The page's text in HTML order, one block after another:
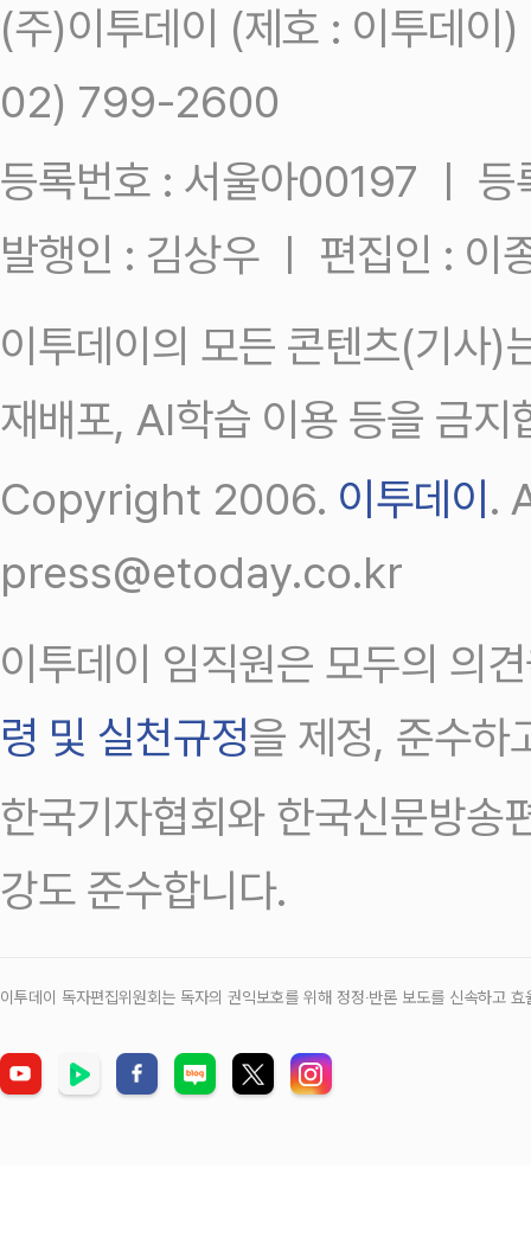
(주)이투데이 (제호 : 이투데
02) 799-2600
등록번호 : 서울아00197 ㅣ
발행인 : 김상우 ㅣ 편집인 : 이
이투데이의 모든 콘텐츠(기사)
재배포, AI학습 이용 등을 금지
Copyright 2006. 이투데이.
press@etoday.co.kr
이투데이 임직원은 모두의 의
령 및 실천규정을 제정, 준수하
한국기자협회와 한국신문방송
강도 준수합니다.
이투데이 독자편집위원회는 독자의 권익보호를 위해 정정‧반론 보도를 신속하고